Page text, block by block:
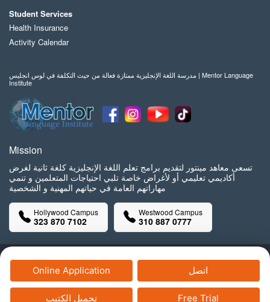
Online Application اتصل
تحميل الكتيب Free Trial
Student Services
Health Insurance
Activity Calendar
مدرسة اللغة الإنجليزية ممتازة فعالة من حيث التكلفة في لوس انجليس | Mentor Language
Institute
Mission
تسعى معاهد مينتور لتقديم برامج تعلم اللغة الإنجليزية كلغة ثانية لغرض
أكاديمي تعليمي أو لأغراض خاصة تلبي احتياجات المتعلمين و تنمي
مهاراتهم العامة في حياتهم المهنية و الشخصية
Hollywood Campus
323 870 7102
Westwood Campus
310 887 0777